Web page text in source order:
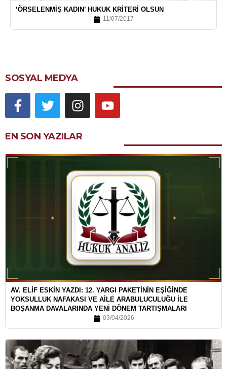
‘ÖRSELENMIŞ KADIN’ HUKUK KRITERI OLSUN
11/07/2017
SOSYAL MEDYA
EN SON YAZILAR
AV. ELİF ESKİN YAZDI: 12. YARGI PAKETİNİN EŞİĞİNDE
YOKSULLUK NAFAKASI VE AİLE ARABULUCULUĞU İLE
BOŞANMA DAVALARINDA YENİ DÖNEM TARTIŞMALARI
03/04/2026